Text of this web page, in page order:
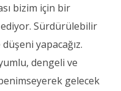
bizim için bir
Sürdürülebilir
yapacağız.
dengeli ve
gelecek